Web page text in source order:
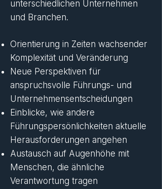
unterschiedlichen Unternehmen
und Branchen.
Orientierung in Zeiten wachsender
Komplexität und Veränderung
Neue Perspektiven für
anspruchsvolle Führungs- und
Unternehmensentscheidungen
Einblicke, wie andere
Führungspersönlichkeiten aktuelle
Herausforderungen angehen
Austausch auf Augenhöhe mit
Menschen, die ähnliche
Verantwortung tragen